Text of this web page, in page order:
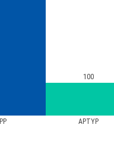
PP APTYP
100